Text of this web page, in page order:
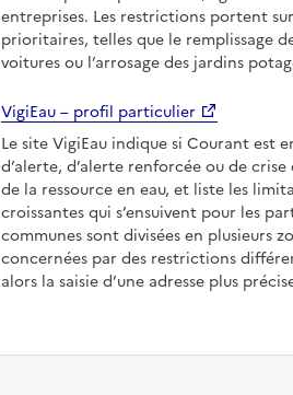
entreprises. Les restrictions portent
prioritaires, telles que le remplissage
voitures ou l’arrosage des jardins
VigiEau – profil particulier
Le site VigiEau indique si Courant est
d’alerte, d’alerte renforcée ou de
de la ressource en eau, et liste les
croissantes qui s’ensuivent pour les
communes sont divisées en plusieurs
concernées par des restrictions
alors la saisie d’une adresse plus